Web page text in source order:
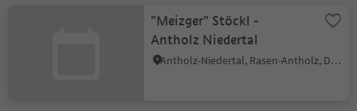
"Meizger" Stöckl -
Antholz Niedertal
Antholz-Niedertal, Rasen-Antholz, Dolomitenregion Kronplatz